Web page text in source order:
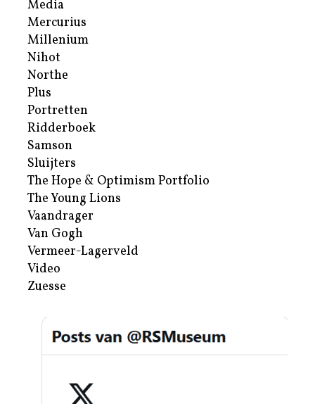
Media
Mercurius
Millenium
Nihot
Northe
Plus
Portretten
Ridderboek
Samson
Sluijters
The Hope & Optimism Portfolio
The Young Lions
Vaandrager
Van Gogh
Vermeer-Lagerveld
Video
Zuesse